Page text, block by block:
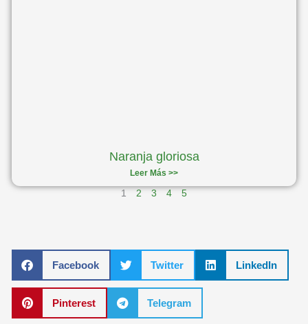
Naranja gloriosa
Leer Más >>
1 2 3 4 5
Facebook Twitter LinkedIn
Pinterest Telegram